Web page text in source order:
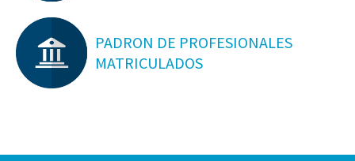
PADRON DE PROFESIONALES
MATRICULADOS